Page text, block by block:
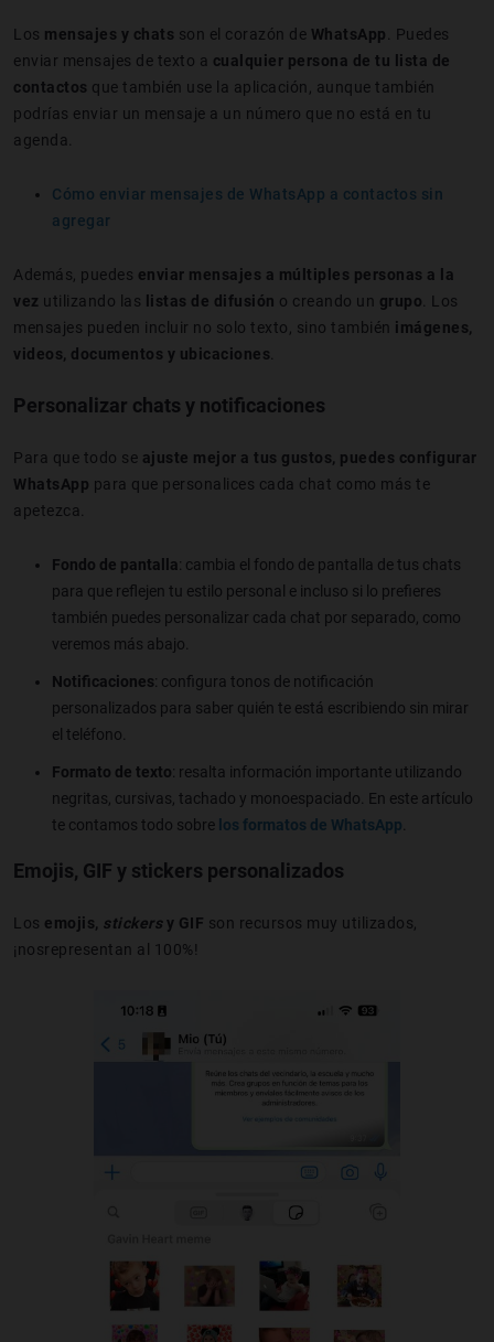
Los mensajes y chats son el corazón de WhatsApp . Puedes
enviar mensajes de texto a cualquier persona de tu lista de
contactos que también use la aplicación, aunque también
podrías enviar un mensaje a un número que no está en tu
agenda.
Cómo enviar mensajes de WhatsApp a contactos sin
agregar
Además, puedes enviar mensajes a múltiples personas a la
vez utilizando las listas de difusión o creando un grupo . Los
mensajes pueden incluir no solo texto, sino también imágenes,
videos, documentos y ubicaciones
Personalizar chats y notificaciones
Para que todo se ajuste mejor a tus gustos, puedes configurar
WhatsApp para que personalices cada chat como más te
apetezca.
Fondo de pantalla: cambia el fondo de pantalla de tus chats
para que reflejen tu estilo personal e incluso si lo prefieres
también puedes personalizar cada chat por separado, como
veremos más abajo.
Notificaciones: configura tonos de notificación
personalizados para saber quién te está escribiendo sin mirar
el teléfono.
Formato de texto: resalta información importante utilizando
negritas, cursivas, tachado y monoespaciado. En este artículo
te contamos todo sobre los formatos de WhatsApp
Emojis, GIF y stickers personalizados
Los emojis, stickersy GIF son recursos muy utilizados,
¡nosrepresentan al 100%!